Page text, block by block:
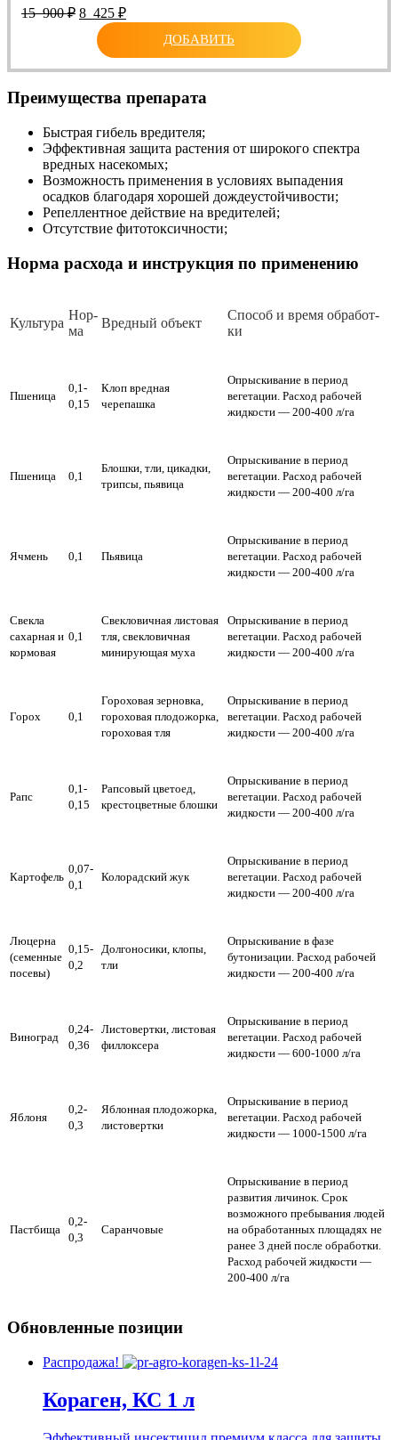
15 900₽ Первоначальная
цена
составляла
900 ₽.
8 425 ₽Текущая
цена:
425 ₽.
ДОБАВИТЬ
Преимущества препарата
Быстрая гибель вредителя;
Эффективная защита растения от широкого спектра
вредных насекомых;
Возможность применения в условиях выпадения
осадков благодаря хорошей дождеустойчивости;
Репеллентное действие на вредителей;
Отсутствие фитотоксичности;
Норма расхода и инструкция по применению
Куль­ту­ра
Нор­
ма
Вред­ный объ­ект
Спо­соб и вре­мя об­ра­бот­
ки
Пшеница
0,1-
0,15
Клоп вредная
черепашка
Опрыскивание в период
вегетации. Расход рабочей
жидкости — 200-400 л/га
Пшеница 0,1
Блошки, тли, цикадки,
трипсы, пьявица
Опрыскивание в период
вегетации. Расход рабочей
жидкости — 200-400 л/га
Ячмень 0,1 Пьявица
Опрыскивание в период
вегетации. Расход рабочей
жидкости — 200-400 л/га
Свекла
сахарная и
кормовая
0,1
Свекловичная листовая
тля, свекловичная
минирующая муха
Опрыскивание в период
вегетации. Расход рабочей
жидкости — 200-400 л/га
Горох 0,1
Гороховая зерновка,
гороховая плодожорка,
гороховая тля
Опрыскивание в период
вегетации. Расход рабочей
жидкости — 200-400 л/га
Рапс
0,1-
0,15
Рапсовый цветоед,
крестоцветные блошки
Опрыскивание в период
вегетации. Расход рабочей
жидкости — 200-400 л/га
Картофель
0,07-
0,1
Колорадский жук
Опрыскивание в период
вегетации. Расход рабочей
жидкости — 200-400 л/га
Люцерна
(семенные
посевы)
0,15-
0,2
Долгоносики, клопы,
тли
Опрыскивание в фазе
бутонизации. Расход рабочей
жидкости — 200-400 л/га
Виноград
0,24-
0,36
Листовертки, листовая
филлоксера
Опрыскивание в период
вегетации. Расход рабочей
жидкости — 600-1000 л/га
Яблоня
0,2-
0,3
Яблонная плодожорка,
листовертки
Опрыскивание в период
вегетации. Расход рабочей
жидкости — 1000-1500 л/га
Пастбища
0,2-
0,3
Саранчовые
Опрыскивание в период
развития личинок. Срок
возможного пребывания людей
на обработанных площадях не
ранее 3 дней после обработки.
Расход рабочей жидкости —
200-400 л/га
Обновленные позиции
Распродажа!
Кораген, КС 1 л